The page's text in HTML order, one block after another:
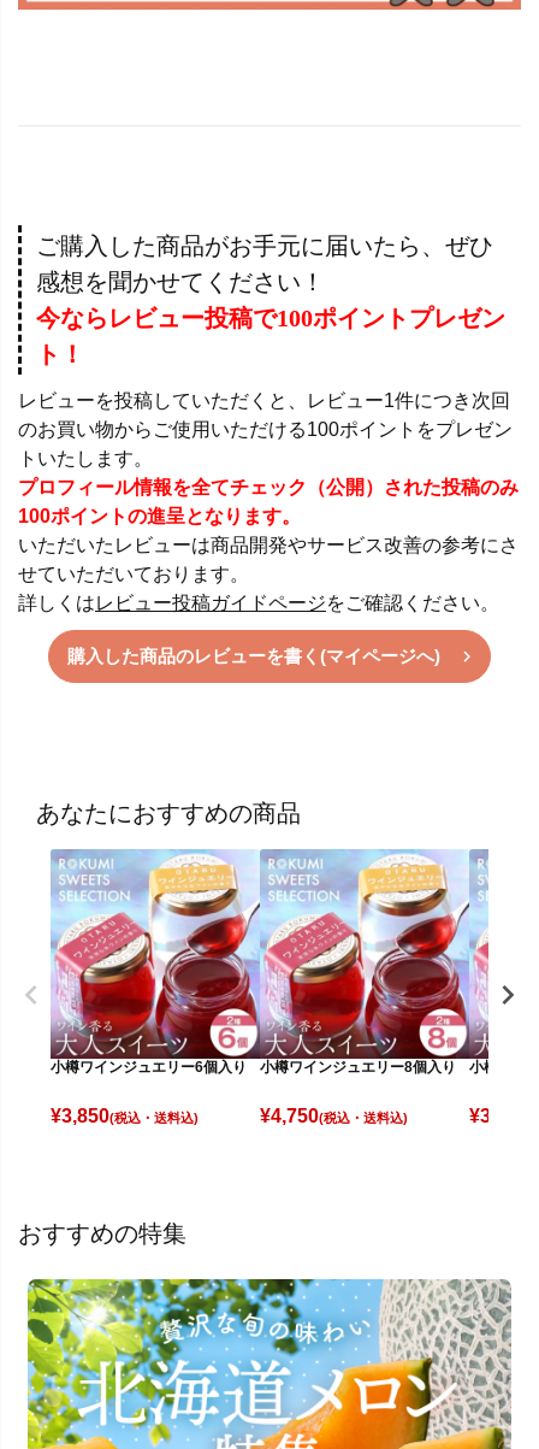
ご購入した商品がお手元に届いたら、ぜひ
感想を聞かせてください！
今ならレビュー投稿で100ポイントプレゼン
ト！
レビューを投稿していただくと、レビュー1件につき次回
のお買い物からご使用いただける100ポイントをプレゼン
トいたします。
プロフィール情報を全てチェック（公開）された投稿のみ
100ポイントの進呈となります。
いただいたレビューは商品開発やサービス改善の参考にさ
せていただいております。
詳しくはレビュー投稿ガイドページをご確認ください。
購入した商品のレビューを書く(マイページへ)
あなたにおすすめの商品
小樽ワインジュエリー6個入り
¥3,850(税込)
小樽ワインジュエリー8個入り
¥4,750(税込)
小樽ワイ
¥3,050
おすすめの特集